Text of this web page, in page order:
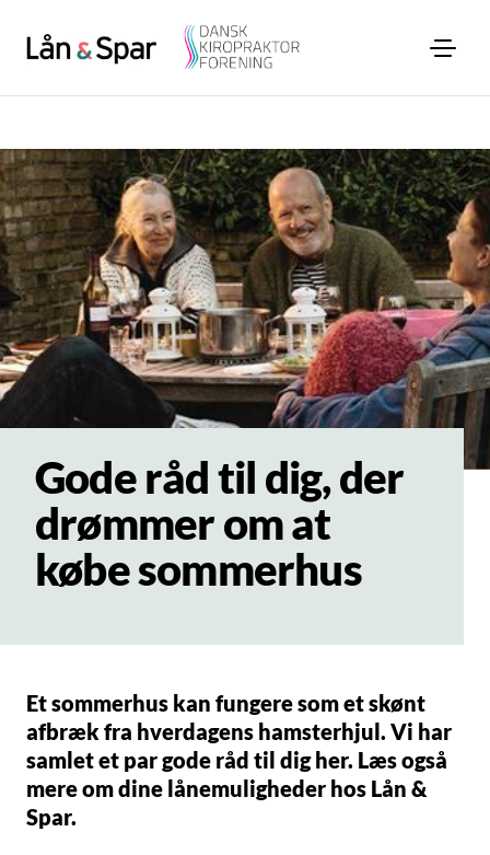
Gode råd til dig, der
drømmer om at
købe sommerhus
Et sommerhus kan fungere som et skønt
afbræk fra hverdagens hamsterhjul. Vi har
samlet et par gode råd til dig her. Læs også
mere om dine lånemuligheder hos Lån &
Spar.